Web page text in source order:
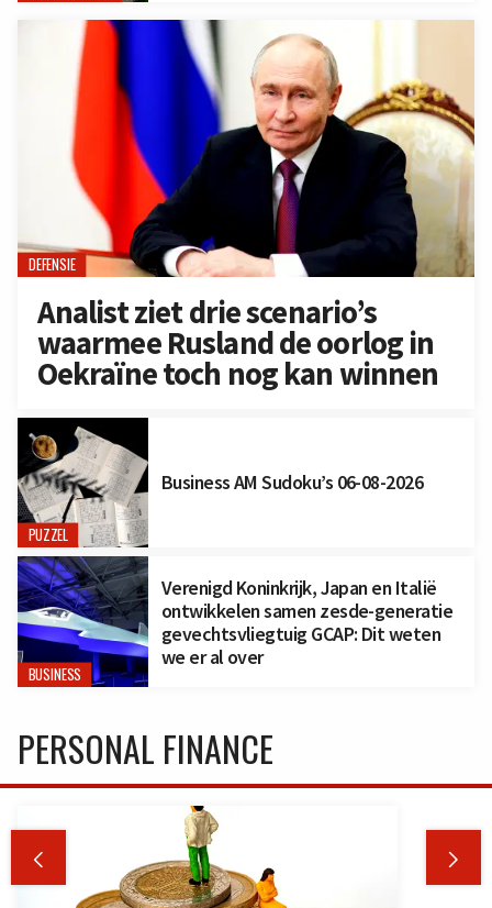
DEFENSIE
Analist ziet drie scenario’s
waarmee Rusland de oorlog in
Oekraïne toch nog kan winnen
PUZZEL
Business AM Sudoku’s 06-08-2026
BUSINESS
Verenigd Koninkrijk, Japan en Italië
ontwikkelen samen zesde-generatie
gevechtsvliegtuig GCAP: Dit weten
we er al over
PERSONAL FINANCE
 